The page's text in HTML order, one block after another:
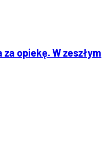
opiekę. W zeszłym